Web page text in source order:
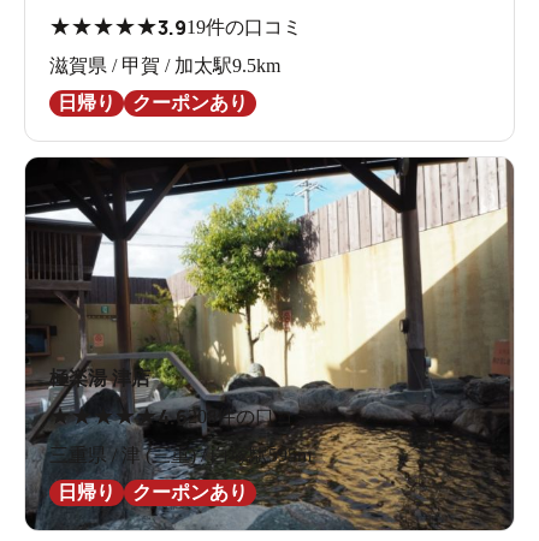
★★★★★3.919件の口コミ
滋賀県 / 甲賀 / 加太駅9.5km
日帰り
クーポンあり
極楽湯 津店
★★★★★4.6208件の口コミ
三重県 / 津 (三重) / 白塚駅595m
日帰り
クーポンあり